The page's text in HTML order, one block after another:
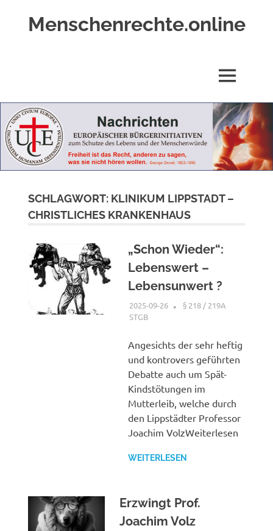
Menschenrechte.online
Geborene
wie
für
Ungeborene
MENÜ
SCHLAGWORT: KLINIKUM LIPPSTADT –
CHRISTLICHES KRANKENHAUS
„Schon Wieder“:
Lebenswert –
Lebensunwert ?
2025-09-26 XX
§ 218 / 219A
STGB
Angesichts der sehr heftig
und kontrovers geführten
Debatte auch um Spät-
Kindstötungen im
Mutterleib, welche durch
den Lippstädter Professor
Joachim VolzWeiterlesen
WEITERLESEN
Erzwingt Prof.
Joachim Volz